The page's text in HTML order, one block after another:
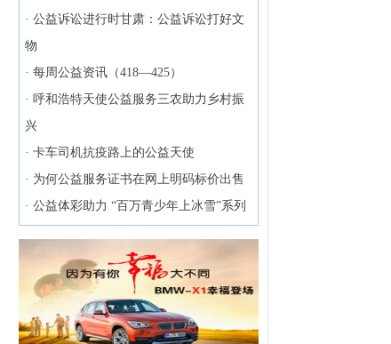
· 公益诉讼进行时甘肃：公益诉讼打好文
物
· 每周公益资讯（418—425）
· 呼和浩特天使公益服务三农助力乡村振
兴
· 卡车司机抗疫路上的公益天使
· 为何公益服务证书在网上明码标价出售
· 公益体彩助力 “百万青少年上冰雪”系列